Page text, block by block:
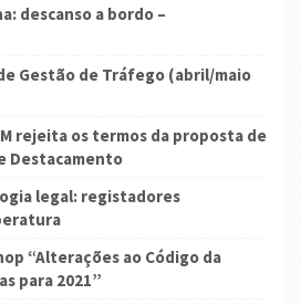
descanso a bordo –
Gestão de Tráfego (abril/maio
rejeita os termos da proposta de
Destacamento
legal: registadores
“Alterações ao Código da
para 2021”